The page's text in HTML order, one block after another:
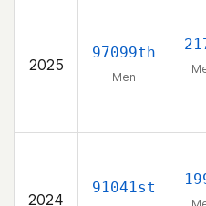
2025
97099th
Men
2024
91041st